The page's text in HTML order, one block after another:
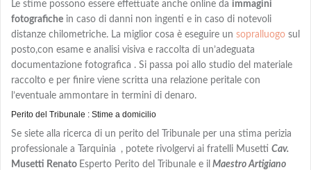
Le stime possono essere effettuate anche online da immagini
fotografiche in caso di danni non ingenti e in caso di notevoli
distanze chilometriche. La miglior cosa è eseguire un sopralluogo sul
posto,con esame e analisi visiva e raccolta di un’adeguata
documentazione fotografica . Si passa poi allo studio del materiale
raccolto e per finire viene scritta una relazione peritale con
l’eventuale ammontare in termini di denaro.
Perito del Tribunale : Stime a domicilio
Se siete alla ricerca di un perito del Tribunale per una stima perizia
professionale a Tarquinia
, potete rivolgervi ai fratelli Musetti Cav.
Musetti Renato Esperto Perito del Tribunale e il Maestro Artigiano